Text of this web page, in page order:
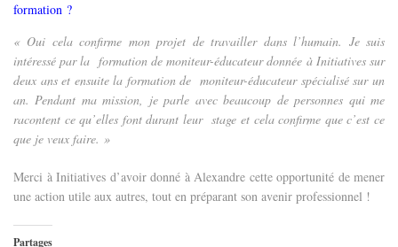
formation ?
« Oui cela confirme mon projet de travailler dans l’humain. Je suis
intéressé par la formation de moniteur-éducateur donnée à Initiatives sur
deux ans et ensuite la formation de moniteur-éducateur spécialisé sur un
an. Pendant ma mission, je parle avec beaucoup de personnes qui me
racontent ce qu’elles font durant leur stage et cela confirme que c’est ce
que je veux faire. »
Merci à Initiatives d’avoir donné à Alexandre cette opportunité de mener
une action utile aux autres, tout en préparant son avenir professionnel !
Partages